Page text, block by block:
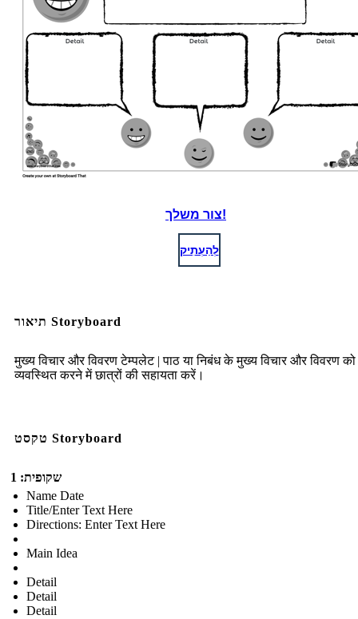
צור משלך!
לְהַעְתִיק
תיאור Storyboard
मुख्य विचार और विवरण टेम्पलेट | पाठ या निबंध के मुख्य विचार और विवरण को
व्यवस्थित करने में छात्रों की सहायता करें।
טקסט Storyboard
שקופית: 1
Name Date
Title/Enter Text Here
Directions: Enter Text Here
Main Idea
Detail
Detail
Detail